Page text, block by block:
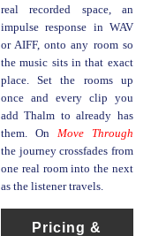
real recorded space, an
impulse response in WAV
or AIFF, onto any room so
the music sits in that exact
place. Set the rooms up
once and every clip you
add Thalm to already has
them. On Move Through
the journey crossfades from
one real room into the next
as the listener travels.
Pricing &